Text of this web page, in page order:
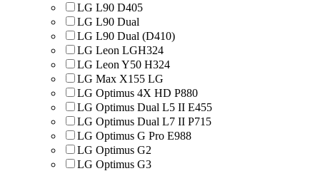
LG L90 D405
LG L90 Dual
LG L90 Dual (D410)
LG Leon LGH324
LG Leon Y50 H324
LG Max X155 LG
LG Optimus 4X HD P880
LG Optimus Dual L5 II E455
LG Optimus Dual L7 II P715
LG Optimus G Pro E988
LG Optimus G2
LG Optimus G3